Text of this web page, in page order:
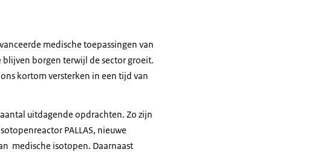
medische toepassingen van
borgen terwijl de sector groeit.
kortom versterken in een tijd van
uitdagende opdrachten. Zo zijn
PALLAS, nieuwe
medische isotopen. Daarnaast